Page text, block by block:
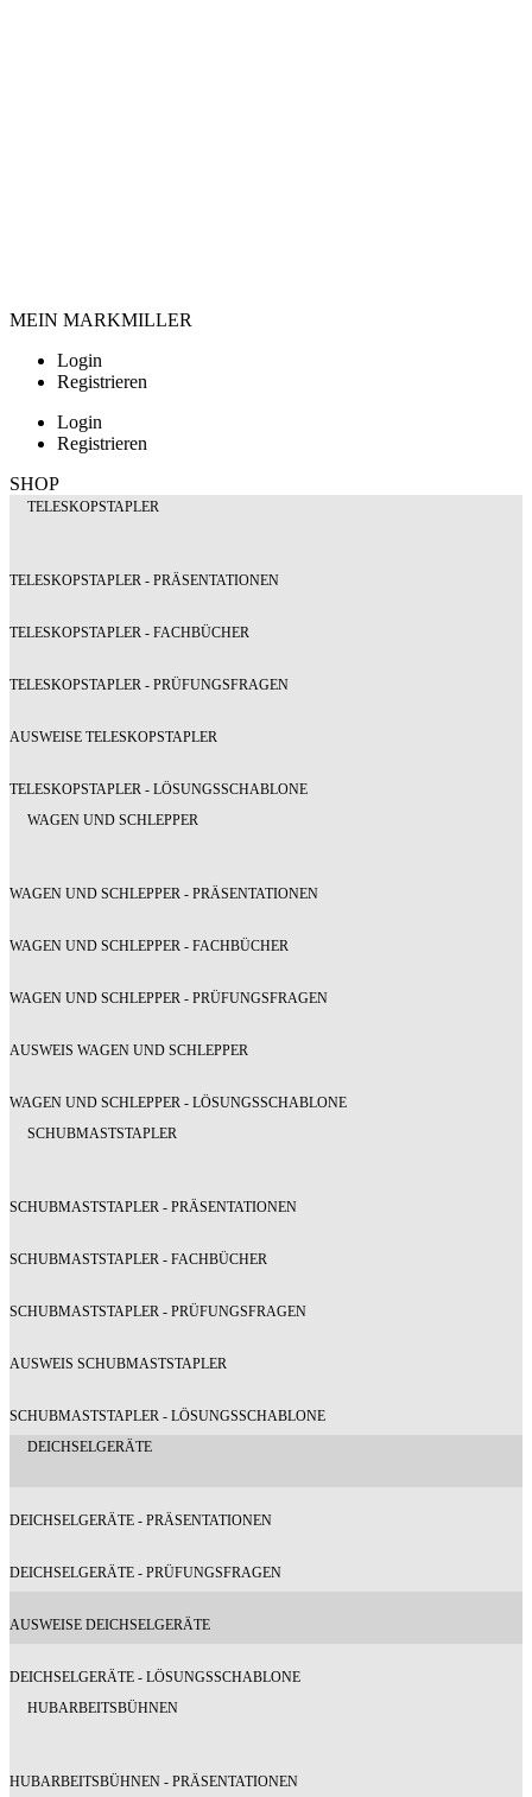
MEIN MARKMILLER
Login
Registrieren
Login
Registrieren
SHOP
TELESKOPSTAPLER
TELESKOPSTAPLER - PRÄSENTATIONEN
TELESKOPSTAPLER - FACHBÜCHER
TELESKOPSTAPLER - PRÜFUNGSFRAGEN
AUSWEISE TELESKOPSTAPLER
TELESKOPSTAPLER - LÖSUNGSSCHABLONE
WAGEN UND SCHLEPPER
WAGEN UND SCHLEPPER - PRÄSENTATIONEN
WAGEN UND SCHLEPPER - FACHBÜCHER
WAGEN UND SCHLEPPER - PRÜFUNGSFRAGEN
AUSWEIS WAGEN UND SCHLEPPER
WAGEN UND SCHLEPPER - LÖSUNGSSCHABLONE
SCHUBMASTSTAPLER
SCHUBMASTSTAPLER - PRÄSENTATIONEN
SCHUBMASTSTAPLER - FACHBÜCHER
SCHUBMASTSTAPLER - PRÜFUNGSFRAGEN
AUSWEIS SCHUBMASTSTAPLER
SCHUBMASTSTAPLER - LÖSUNGSSCHABLONE
DEICHSELGERÄTE
DEICHSELGERÄTE - PRÄSENTATIONEN
DEICHSELGERÄTE - PRÜFUNGSFRAGEN
AUSWEISE DEICHSELGERÄTE
DEICHSELGERÄTE - LÖSUNGSSCHABLONE
HUBARBEITSBÜHNEN
HUBARBEITSBÜHNEN - PRÄSENTATIONEN